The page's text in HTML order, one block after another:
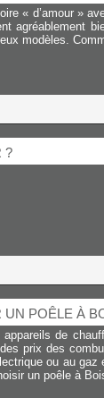
« d’amour »
agréablement
modèles.
?
POÊLE À
de
prix des
ou au
un poêle à